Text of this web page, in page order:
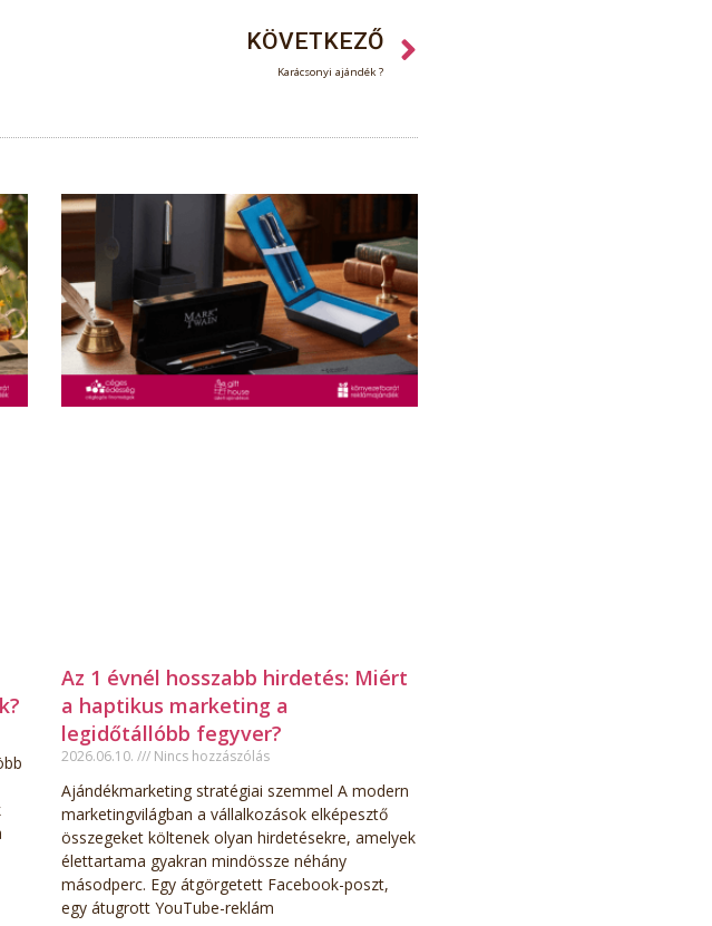
KÖVETKEZŐ
Karácsonyi ajándék ?
Az 1 évnél hosszabb hirdetés: Miért
a haptikus marketing a
legidőtállóbb fegyver?
2026.06.10. Nincs hozzászólás
Ajándékmarketing stratégiai szemmel A modern
marketingvilágban a vállalkozások elképesztő
összegeket költenek olyan hirdetésekre, amelyek
élettartama gyakran mindössze néhány
másodperc. Egy átgörgetett Facebook-poszt,
egy átugrott YouTube-reklám